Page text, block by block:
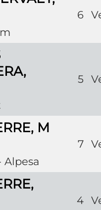
6
5
M
Alpesa
7
4